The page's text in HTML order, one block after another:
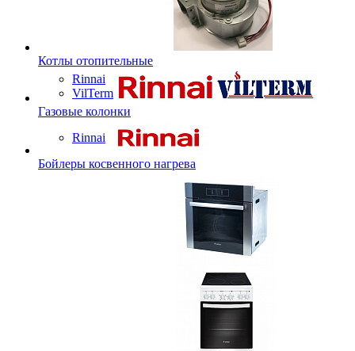
Котлы отопительные
Rinnai
VilTerm
Газовые колонки
Rinnai
Бойлеры косвенного нагрева